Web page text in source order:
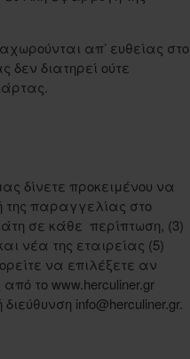
απ’ ευθείας στο
διατηρεί ούτε
δίνετε προκειμένου να
της παραγγελίας στο
σε κάθε περίπτωση, (3)
νέα της εταιρείας (5)
να επιλέξετε αν
το www.herculiner.gr
info@herculiner.gr.